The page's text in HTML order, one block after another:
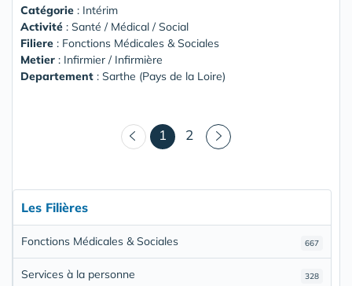
Catégorie : Intérim
Activité : Santé / Médical / Social
Filiere : Fonctions Médicales & Sociales
Metier : Infirmier / Infirmière
Departement : Sarthe (Pays de la Loire)
1 (courant)
2
Les Filières
667
Fonctions Médicales & Sociales
328
Services à la personne